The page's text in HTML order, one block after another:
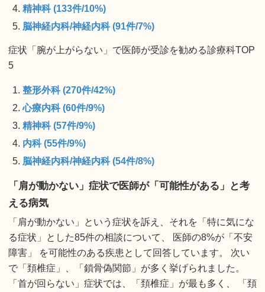
精神科 (133件/10%)
脳神経内科/神経内科 (91件/7%)
症状「腕が上がらない」で医師が受診を勧める診療科TOP
5
整形外科 (270件/42%)
心療内科 (60件/9%)
精神科 (57件/9%)
内科 (55件/9%)
脳神経内科/神経内科 (54件/8%)
「肩が動かない」症状で医師が「可能性がある」と考
える病気
「肩が動かない」という症状を訴え、それを「特に気にな
る症状」とした85件の相談について、 医師の8%が「不安
障害」 を可能性のある疾患として回答しています。 次い
で「頚椎症」、「鎖骨偽関節」が多く挙げられました。
「首が回らない」症状では、「頚椎症」が最も多く、 「頚